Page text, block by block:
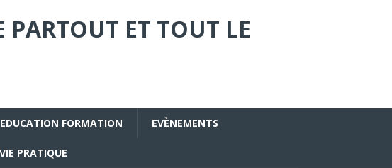
PARTOUT ET TOUT LE
EDUCATION FORMATION EVÈNEMENTS
VIE PRATIQUE